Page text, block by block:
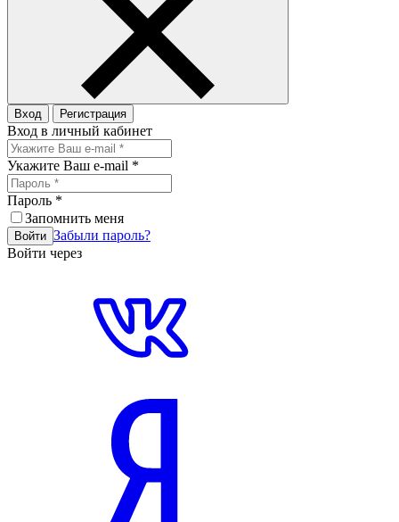
Вход Регистрация
Вход в личный кабинет
Укажите Ваш e-mail *
Пароль *
Запомнить меня
Войти Забыли пароль?
Войти через